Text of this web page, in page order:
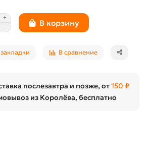
В корзину
В сравнение
послезавтра и позже, от150 ₽
из Королёва, бесплатно